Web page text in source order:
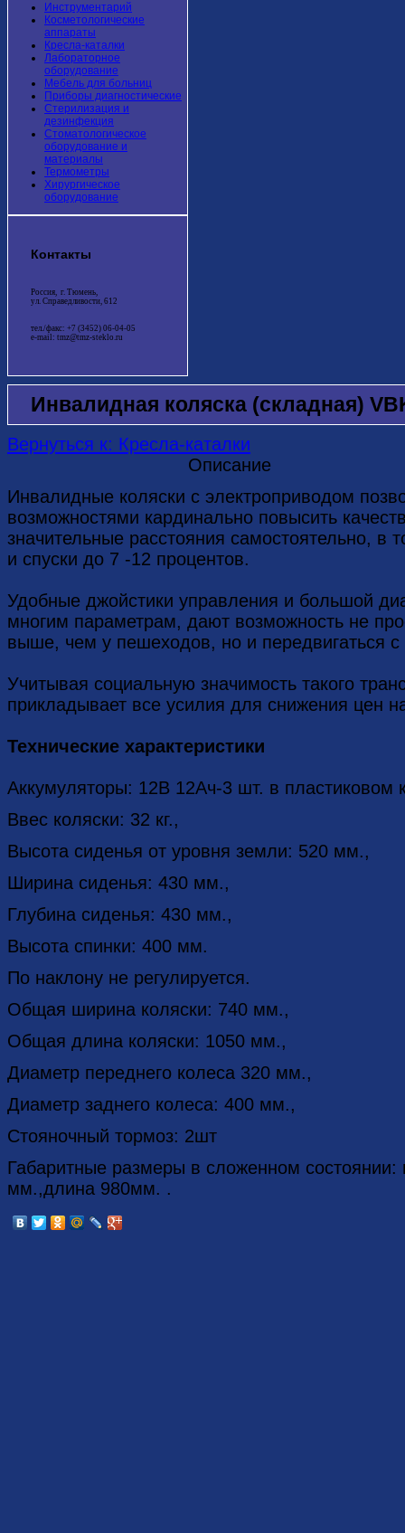
Инструментарий
Косметологические
аппараты
Кресла-каталки
Лабораторное
оборудование
Мебель для больниц
Приборы диагностические
Стерилизация и
дезинфекция
Стоматологическое
оборудование и
материалы
Термометры
Хирургическое
оборудование
Контакты
Россия, г. Тюмень,
ул. Справедливости, 612
тел./факс: +7 (3452) 06-04-05
e-mail: tmz@tmz-steklo.ru
Инвалидная коляска (складная)
Вернуться к: Кресла-каталки
Описание
Инвалидные коляски с электроприводом
возможностями кардинально повысить
значительные расстояния самостоятельно,
и спуски до 7 -12 процентов.
Удобные джойстики управления и большой
многим параметрам, дают возможность не
выше, чем у пешеходов, но и передвигаться
Учитывая социальную значимость такого
прикладывает все усилия для снижения цен
Технические характеристики
Аккумуляторы: 12В 12Ач-3 шт. в пластиковом
Ввес коляски: 32 кг.,
Высота сиденья от уровня земли: 520 мм.,
Ширина сиденья: 430 мм.,
Глубина сиденья: 430 мм.,
Высота спинки: 400 мм.
По наклону не регулируется.
Общая ширина коляски: 740 мм.,
Общая длина коляски: 1050 мм.,
Диаметр переднего колеса 320 мм.,
Диаметр заднего колеса: 400 мм.,
Стояночный тормоз: 2шт
Габаритные размеры в сложенном
мм.,длина 980мм. .